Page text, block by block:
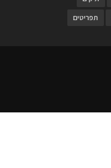
תפריטים